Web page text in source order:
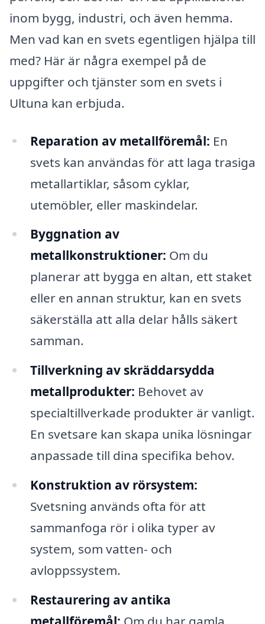
inom bygg, industri, och även hemma.
Men vad kan en svets egentligen hjälpa till
med? Här är några exempel på de
uppgifter och tjänster som en svets i
Ultuna kan erbjuda.
Reparation av metallföremål: En
svets kan användas för att laga trasiga
metallartiklar, såsom cyklar,
utemöbler, eller maskindelar.
Byggnation av
metallkonstruktioner: Om du
planerar att bygga en altan, ett staket
eller en annan struktur, kan en svets
säkerställa att alla delar hålls säkert
samman.
Tillverkning av skräddarsydda
metallprodukter: Behovet av
specialtillverkade produkter är vanligt.
En svetsare kan skapa unika lösningar
anpassade till dina specifika behov.
Konstruktion av rörsystem:
Svetsning används ofta för att
sammanfoga rör i olika typer av
system, som vatten- och
avloppssystem.
Restaurering av antika